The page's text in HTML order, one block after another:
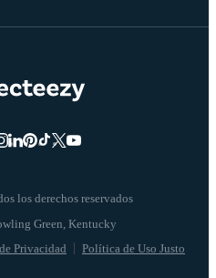
los derechos reservados
Privacidad Política de Uso Justo